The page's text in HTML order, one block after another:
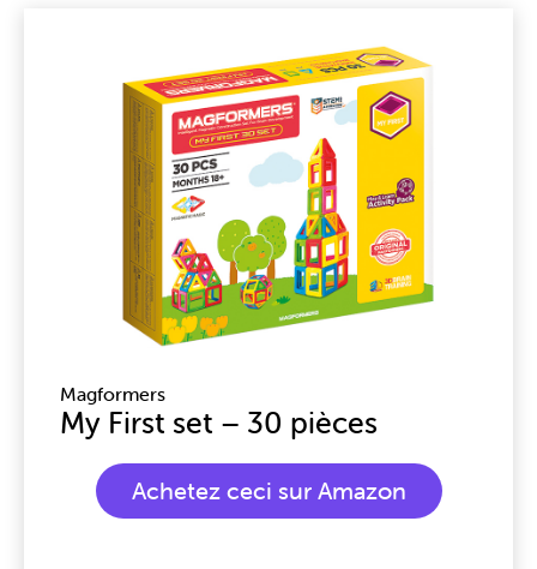
Magformers
My First set – 30 pièces
Achetez ceci sur Amazon